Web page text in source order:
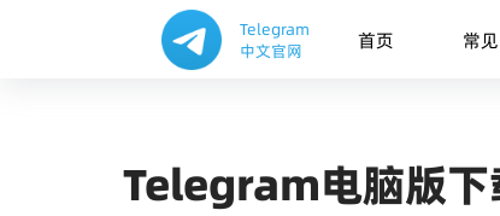
Telegram
中文官网
首页 常
Telegram电脑版下